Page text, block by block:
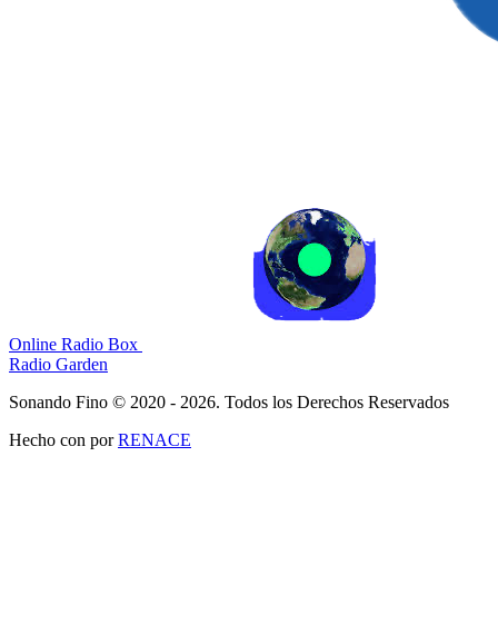
Online Radio Box
Radio Garden
Sonando Fino © 2020 - 2026. Todos los Derechos Reservados
Hecho con porRENACE